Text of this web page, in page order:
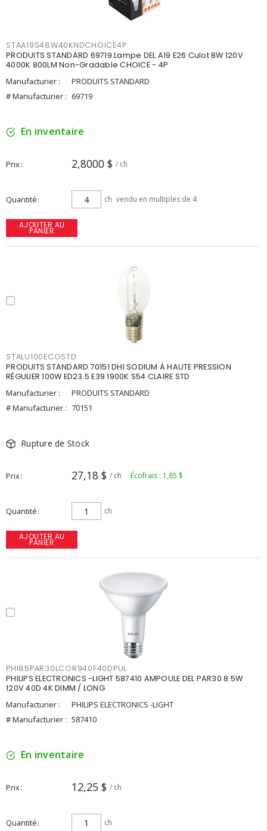
STAA19S48W40KNDCHOICE4P
PRODUITS STANDARD 69719 Lampe DEL A19 E26 Culot 8W 120V
4000K 800LM Non-Gradable CHOICE - 4P
Manufacturier :
PRODUITS STANDARD
# Manufacturier : 69719
En inventaire
Prix 2,8000 $ / ch
Quantité ch vendu en multiples de 4
AJOUTER AU
PANIER
STALU100ECOSTD
PRODUITS STANDARD 70151 DHI SODIUM À HAUTE PRESSION
RÉGULIER 100W ED23.5 E39 1900K S54 CLAIRE STD
Manufacturier :
PRODUITS STANDARD
# Manufacturier : 70151
Rupture de Stock
Prix 27,18 $ / ch Écofrais : 1,85 $
Quantité ch
AJOUTER AU
PANIER
PHI85PAR30LCOR940F40DPUL
PHILIPS ELECTRONICS -LIGHT 587410 AMPOULE DEL PAR30 8.5W
120V 40D 4K DIMM / LONG
Manufacturier :
PHILIPS ELECTRONICS -LIGHT
# Manufacturier : 587410
En inventaire
Prix 12,25 $ / ch
Quantité ch